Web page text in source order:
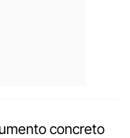
concreto